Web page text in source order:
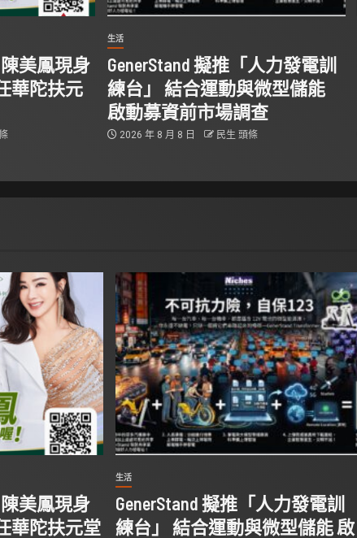
美鳳現身
華陀扶元
生活
GenerStand 擬推「人力發電訓
練台」 結合運動與微型儲能
啟動募資前市場調查
2026 年 8 月 8 日 民生 頭條
美鳳現身
華陀扶元堂
生活
GenerStand 擬推「人力發電訓
練台」 結合運動與微型儲能 啟